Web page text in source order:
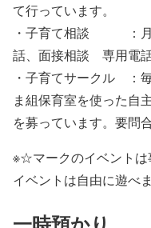
て行っています。
・子育て相談 ：月
話、面接相談 専用電話
・子育てサークル ：
ま組保育室を使った自
を募っています。要問合
※☆マークのイベントは
イベントは自由に遊べま